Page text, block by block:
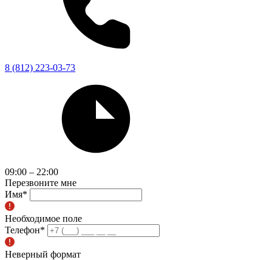
8 (812) 223-03-73
09:00 – 22:00
Перезвоните мне
Имя*
Необходимое поле
Телефон*
Неверный формат